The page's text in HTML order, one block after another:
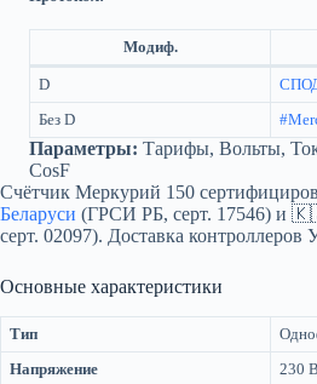
Модиф.
D
Без D
Параметры: Тарифы, Вольты,
CosF
Счётчик Меркурий 150
Беларуси (ГРСИ РБ, серт. 17546) и
серт. 02097). Доставка
Основные характеристики
Тип
Напряжение
230